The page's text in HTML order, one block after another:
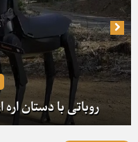
روباتی با دستان